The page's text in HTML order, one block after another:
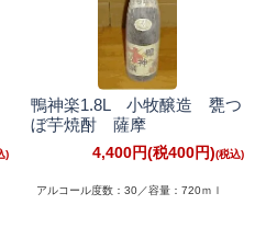
鴨神楽1.8L 小牧醸造 甕つ
ぼ芋焼酎 薩摩
4,400円(税400円)
アルコール度数：30／容量：720ｍｌ